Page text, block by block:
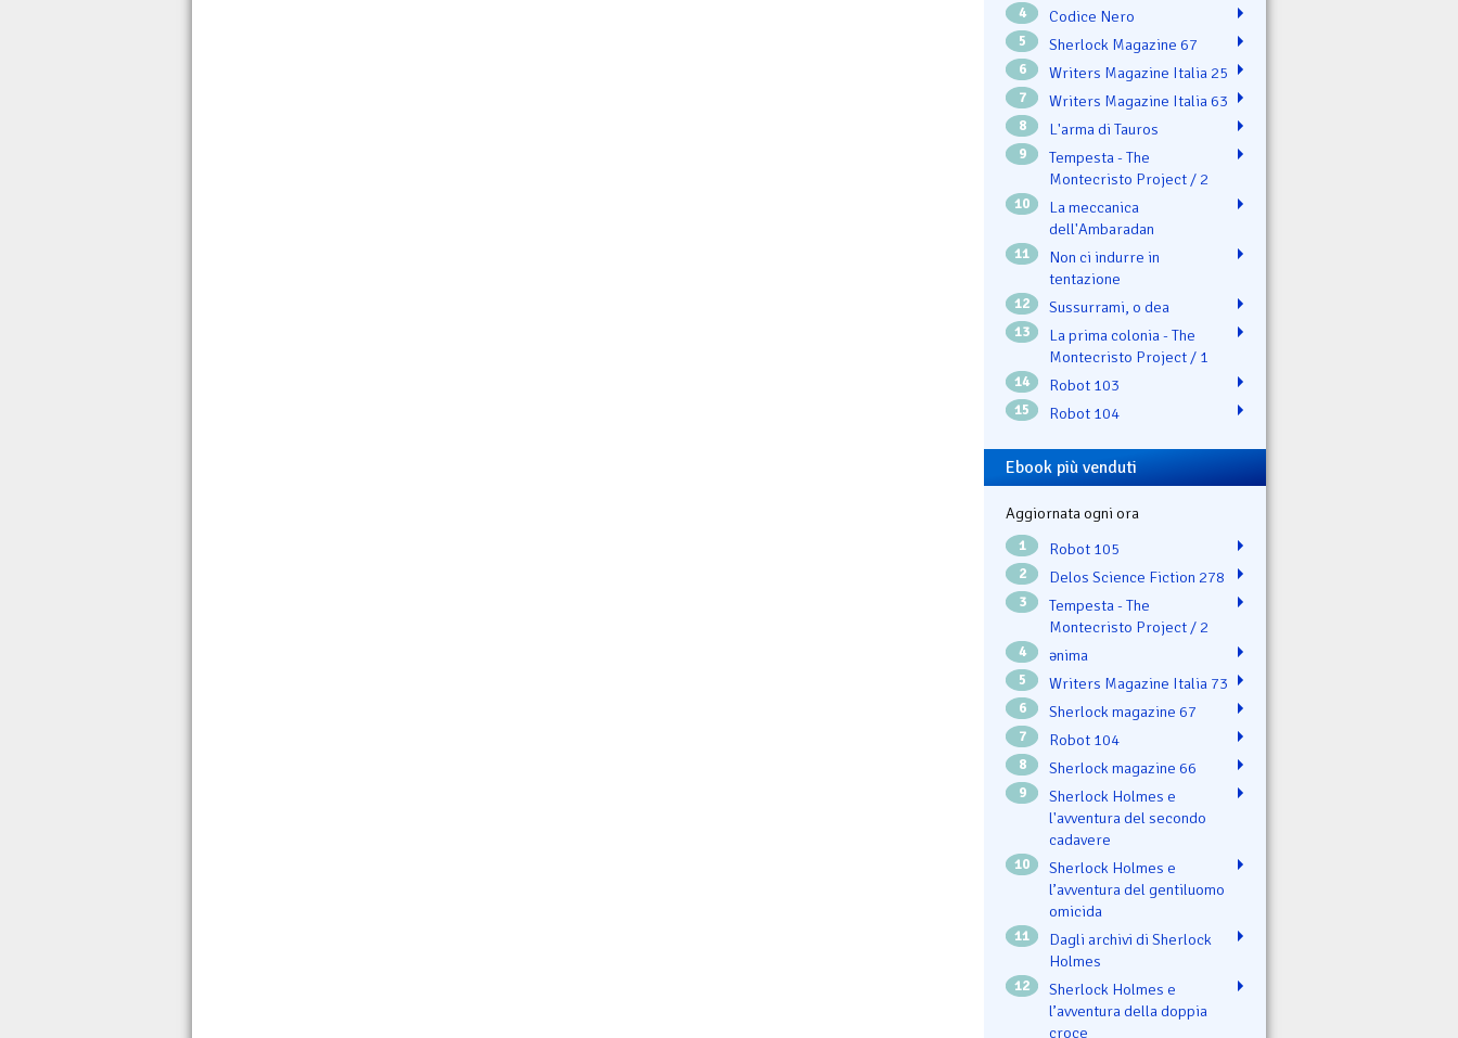
4 Codice Nero
5 Sherlock Magazine 67
6 Writers Magazine Italia 25
7 Writers Magazine Italia 63
8 L'arma di Tauros
9
Tempesta - The
Montecristo Project / 2
10
La meccanica
dell'Ambaradan
11
Non ci indurre in
tentazione
12 Sussurrami, o dea
13
La prima colonia - The
Montecristo Project / 1
14 Robot 103
15 Robot 104
Ebook più venduti
Aggiornata ogni ora
1 Robot 105
2 Delos Science Fiction 278
3
Tempesta - The
Montecristo Project / 2
4 ənima
5 Writers Magazine Italia 73
6 Sherlock magazine 67
7 Robot 104
8 Sherlock magazine 66
9
Sherlock Holmes e
l'avventura del secondo
cadavere
10
Sherlock Holmes e
l’avventura del gentiluomo
omicida
11
Dagli archivi di Sherlock
Holmes
12
Sherlock Holmes e
l’avventura della doppia
croce